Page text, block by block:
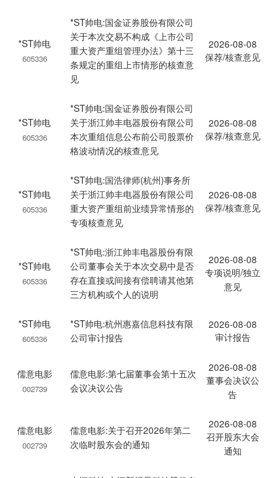
*ST帅电
605336
*ST帅电:国金证券股份有限公司
关于本次交易不构成《上市公司
重大资产重组管理办法》第十三
条规定的重组上市情形的核查意
见
2026-08-08
保荐/核查意见
*ST帅电
605336
*ST帅电:国金证券股份有限公司
关于浙江帅丰电器股份有限公司
本次重组信息公布前公司股票价
格波动情况的核查意见
2026-08-08
保荐/核查意见
*ST帅电
605336
*ST帅电:国浩律师(杭州)事务所
关于浙江帅丰电器股份有限公司
重大资产重组前业绩异常情形的
专项核查意见
2026-08-08
保荐/核查意见
*ST帅电
605336
*ST帅电:浙江帅丰电器股份有限
公司董事会关于本次交易中是否
存在直接或间接有偿聘请其他第
三方机构或个人的说明
2026-08-08
专项说明/独立
意见
*ST帅电
605336
*ST帅电:杭州惠嘉信息科技有限
公司审计报告
2026-08-08
审计报告
儒意电影
002739
儒意电影:第七届董事会第十五次
会议决议公告
2026-08-08
董事会决议公
告
儒意电影
002739
儒意电影:关于召开2026年第二
次临时股东会的通知
2026-08-08
召开股东大会
通知